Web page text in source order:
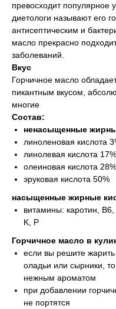
превосходит популярное
диетологи называют его
антисептическим и
масло прекрасно
заболеваний.
Вкус
Горчичное масло
пикантным вкусом,
многие
Состав:
ненасыщенные
линоленовая кислота
линолевая кислота
олеиновая кислота
эруковая кислота 50%
насыщенные жирные
витамины: каротин, В6,
K, Р
Горчичное масло в
если вы решите
оладьи или сырники,
нежным ароматом
при добавлении
не портятся